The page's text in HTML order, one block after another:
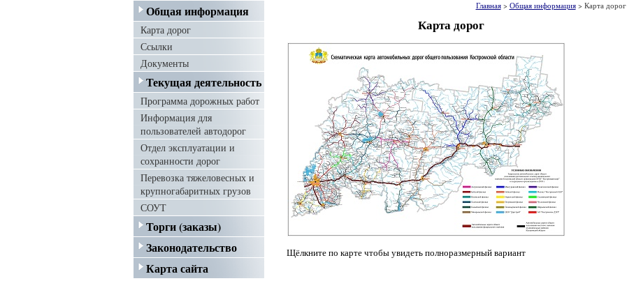
Общая информация
Карта дорог
Ссылки
Документы
Текущая деятельность
Программа дорожных работ
Информация для
пользователей автодорог
Отдел эксплуатации и
сохранности дорог
Перевозка тяжеловесных и
крупногабаритных грузов
СОУТ
Торги (заказы)
Законодательство
Карта сайта
Главная> Общая информация> Карта дорог
Карта дорог
Щёлкните по карте чтобы увидеть полноразмерный вариант